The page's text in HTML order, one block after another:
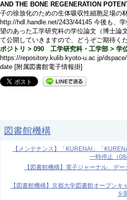
AND THE BONE REGENERATION
子の徐放化のための生体吸収性細胞足場の
http://hdl.handle.net/2433/44145 今後も、
望のあった工学研究科の学位論文（博士論
て公開していきますので、どうぞご期待く
ポジトリ > 090 工学研究科・工学部 > 学
https://repository.kulib.kyoto-u.ac.jp/
date [附属図書館電子情報掛]
図書館機構
【メンテナンス】「KURENAI」「
一時停止（
【図書館機構】電子ジャーナル、デ
【図書館機構】京都大学図書館オープン
を